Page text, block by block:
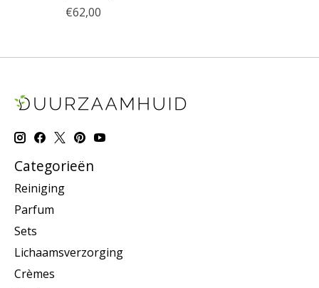
€62,00
Categorieën
Reiniging
Parfum
Sets
Lichaamsverzorging
Crèmes